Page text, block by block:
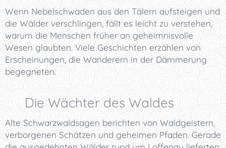
Wenn Nebelschwaden aus den Tälern aufsteigen und
die Wälder verschlingen, fällt es leicht zu verstehen,
warum die Menschen früher an geheimnisvolle
Wesen glaubten. Viele Geschichten erzählen von
Erscheinungen, die Wanderern in der Dämmerung
begegneten.
🌲 Die Wächter des Waldes
Alte Schwarzwaldsagen berichten von Waldgeistern,
verborgenen Schätzen und geheimen Pfaden. Gerade